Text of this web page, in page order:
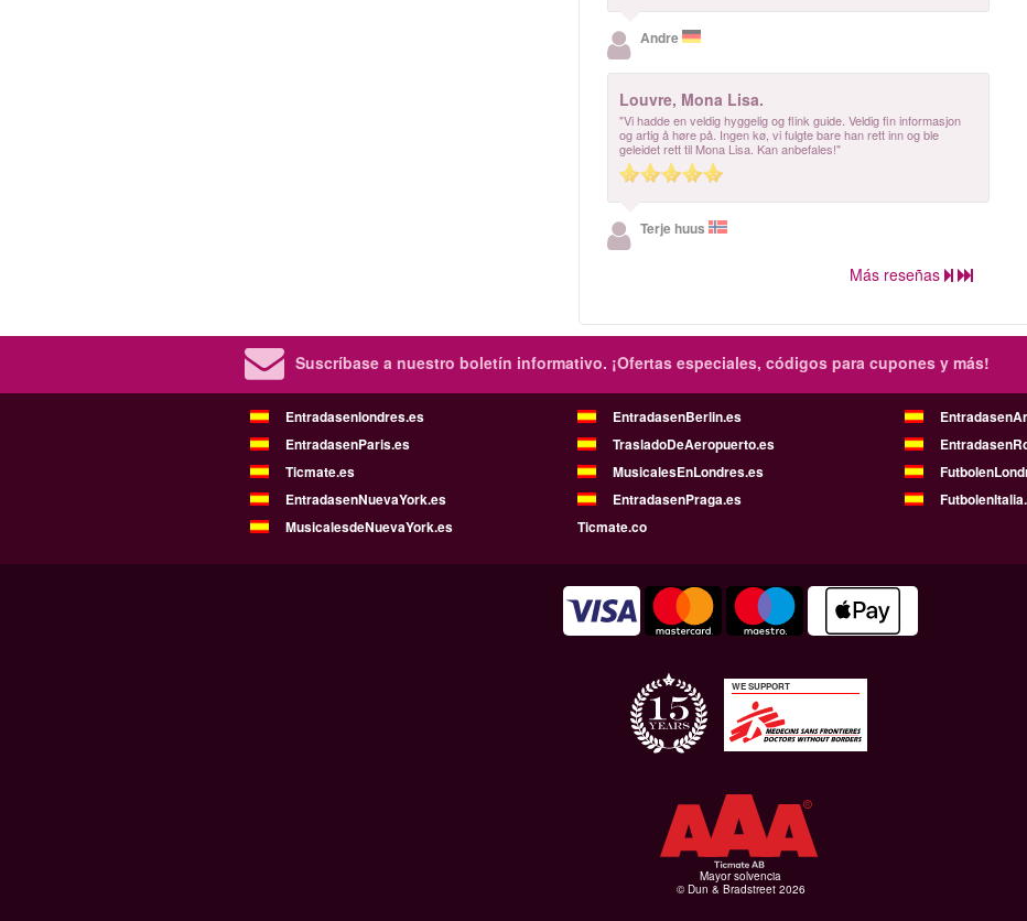
Andre
Louvre, Mona Lisa.
"Vi hadde en veldig hyggelig og flink guide. Veldig fin informasjon
og artig å høre på. Ingen kø, vi fulgte bare han rett inn og ble
geleidet rett til Mona Lisa. Kan anbefales!"
Terje huus
Más reseñas
Suscríbase a nuestro boletín informativo. ¡Ofertas especiales, códigos para cupones y más!
Entradasenlondres.es EntradasenBerlin.es
EntradasenParis.es
TrasladoDeAeropuerto.es
Ticmate.es
MusicalesEnLondres.es
EntradasenNuevaYork.es
EntradasenPraga.es
MusicalesdeNuevaYork.es
Ticmate.co
WE SUPPORT
Mayor solvencia
© Dun & Bradstreet 2026